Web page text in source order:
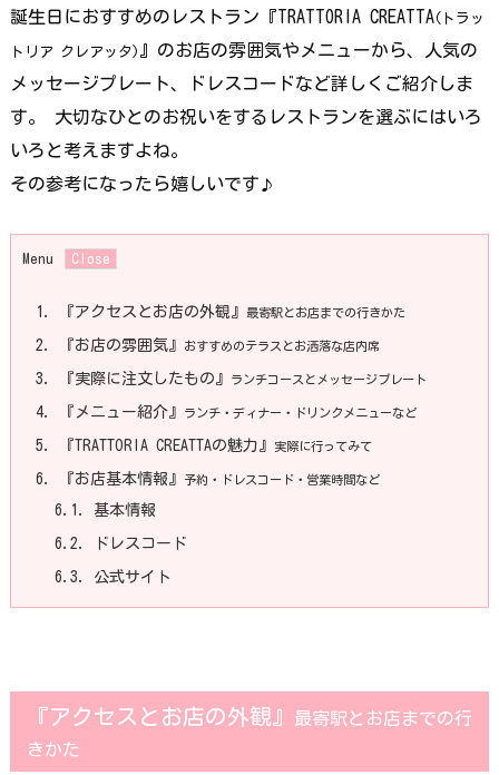
誕生日におすすめのレストラン『TRATTORIA CREATTA(トラッ
トリア クレアッタ) 』のお店の雰囲気やメニューから、人気の
メッセージプレート、ドレスコードなど詳しくご紹介しま
す。 大切なひとのお祝いをするレストランを選ぶにはいろ
いろと考えますよね。
その参考になったら嬉しいです ♪
Menu
1. 『アクセスとお店の外観』 最寄駅とお店までの行きかた
2. 『お店の雰囲気』 おすすめのテラスとお洒落な店内席
3. 『実際に注文したもの』 ランチコースとメッセージプレート
4. 『メニュー紹介』 ランチ・ディナー・ドリンクメニューなど
5. 『TRATTORIA CREATTAの魅力』 実際に行ってみて
6. 『お店基本情報』 予約・ドレスコード・営業時間など
6.1. 基本情報
6.2. ドレスコード
6.3. 公式サイト
『アクセスとお店の外観』
最寄駅とお店までの行
きかた